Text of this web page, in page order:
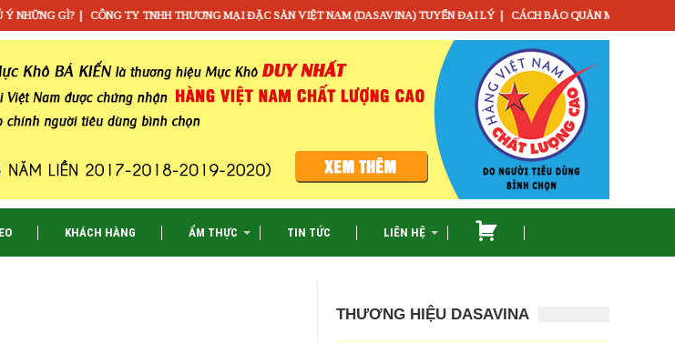
|CÔNG TY TNHH THƯƠNG MẠI ĐẶC SẢN VIỆT NAM (DASAVINA) TUYỂN ĐẠI LÝ|CÁCH BẢO QUẢN MỰC KHÔ LÂU MÀ
KHÁCH HÀNG ẨM THỰC TIN TỨC LIÊN HỆ
THƯƠNG HIỆU DASAVINA